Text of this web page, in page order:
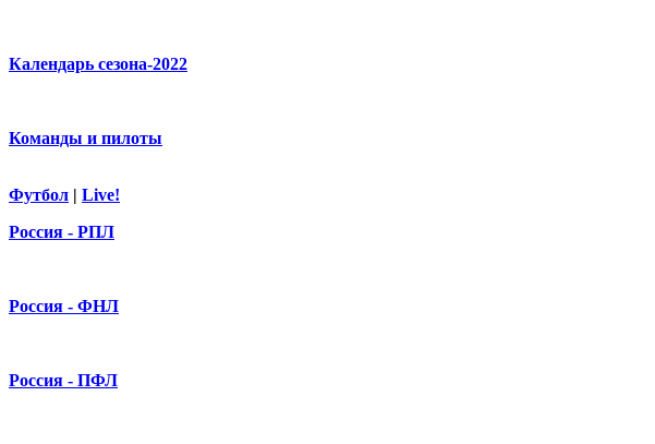
Календарь сезона-2022
Команды и пилоты
Футбол | Live!
Россия - РПЛ
Россия - ФНЛ
Россия - ПФЛ